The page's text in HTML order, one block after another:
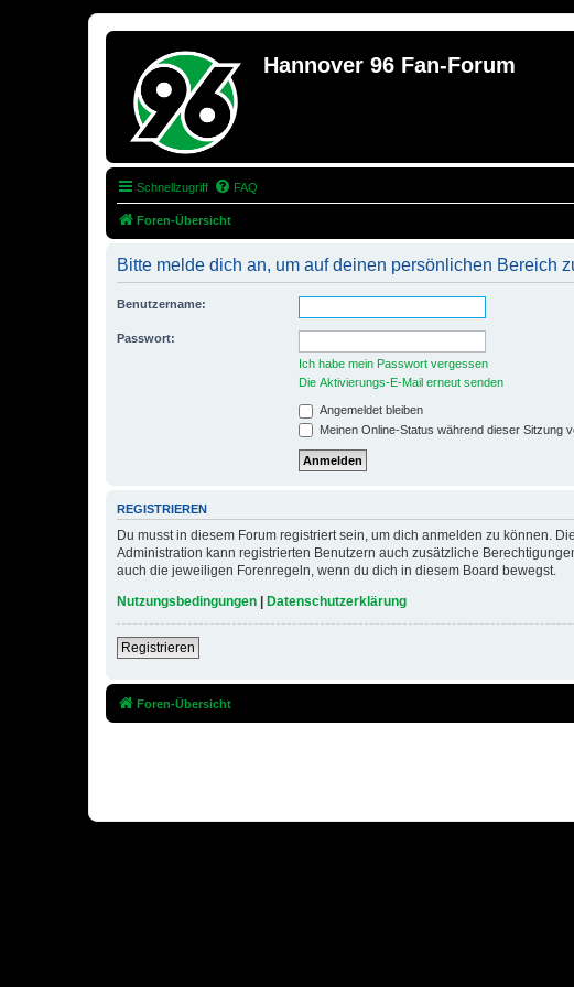
Hannover 96 Fan-Forum
Schnellzugriff FAQ
Foren-Übersicht
Bitte melde dich an, um auf deinen persönlichen Bereich
Benutzername:
Passwort:
Ich habe mein Passwort vergessen
Die Aktivierungs-E-Mail erneut senden
Angemeldet bleiben
Meinen Online-Status während dieser Sitzung
REGISTRIEREN
Du musst in diesem Forum registriert sein, um dich anmelden zu können.
Administration kann registrierten Benutzern auch zusätzliche
auch die jeweiligen Forenregeln, wenn du dich in diesem Board bewegst.
Nutzungsbedingungen | Datenschutzerklärung
Registrieren
Foren-Übersicht